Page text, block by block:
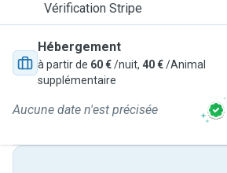
Vérification Stripe
Hébergement
à partir de 60 €/nuit, 40 €/Animal
supplémentaire
Aucune date n'est précisée